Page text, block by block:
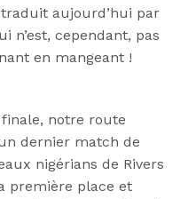
aujourd’hui par
n’est, cependant, pas
en mangeant !
notre route
dernier match de
nigérians de Rivers
première place et